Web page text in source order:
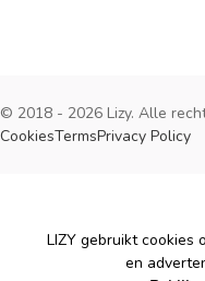
© 2018 - 2026 Lizy. Alle
CookiesTermsPrivacy Policy
Cookies
LIZY gebruikt cookies
en